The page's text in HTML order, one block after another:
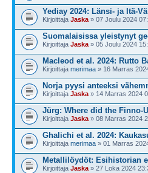
Yediay 2024: Länsi- ja Itä-
Kirjoittaja Jaska » 07 Joulu 2024
Suomalaisissa yleistynyt
Kirjoittaja Jaska » 05 Joulu 2024
Macleod et al. 2024: Rutto
Kirjoittaja merimaa » 16 Marras
Norja pyysi anteeksi
Kirjoittaja Jaska » 14 Marras 2024
Jürg: Where did the Finno-
Kirjoittaja Jaska » 08 Marras 2024
Ghalichi et al. 2024:
Kirjoittaja merimaa » 01 Marras
Metallilöydöt: Esihistorian
Kirjoittaja Jaska » 27 Loka 2024